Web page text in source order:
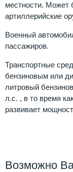
местности. Может
артиллерийские
Военный
пассажиров.
Транспортные
бензиновым или
литровый
л.с. , в то время
развивает
Возможно